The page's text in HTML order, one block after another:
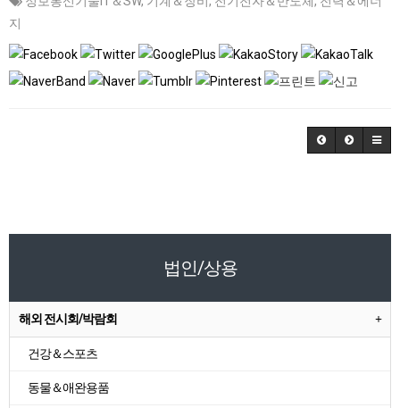
지
법인/상용
해외 전시회/박람회
건강＆스포츠
동물＆애완용품